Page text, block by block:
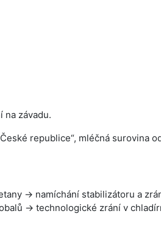
na závadu.
republice“, mléčná surovina
→ namíchání stabilizátoru a
→ technologické zrání v